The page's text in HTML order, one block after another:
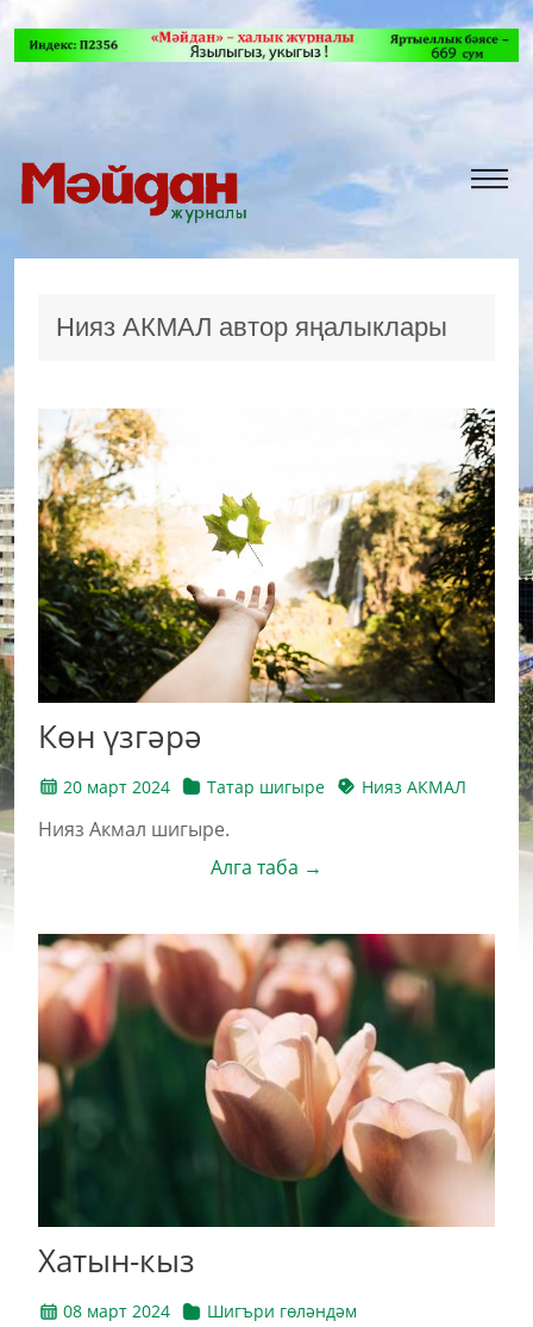
Нияз АКМАЛ автор яңалыклары
Көн үзгәрә
20 март 2024 Татар шигыре Нияз АКМАЛ
Нияз Акмал шигыре.
Алга таба →
Хатын-кыз
08 март 2024
Шигъри гөләндәм